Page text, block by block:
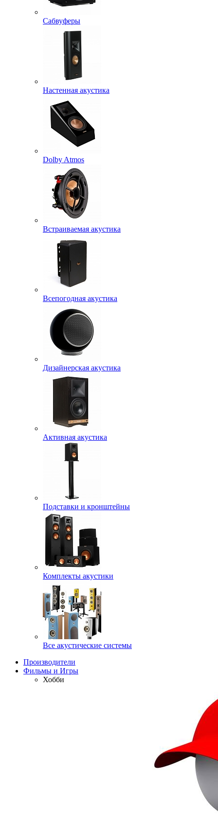
Сабвуферы
Настенная акустика
Dolby Atmos
Встраиваемая акустика
Всепогодная акустика
Дизайнерская акустика
Активная акустика
Подставки и кронштейны
Комплекты акустики
Все акустические системы
Производители
Фильмы и Игры
Хобби